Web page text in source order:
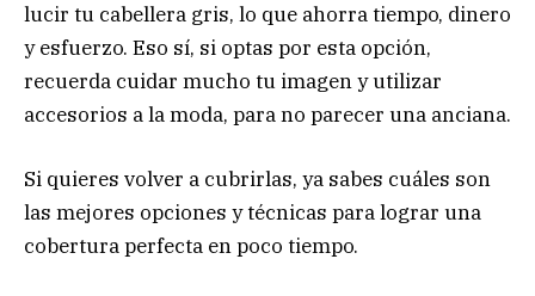
lucir tu cabellera gris, lo que ahorra tiempo, dinero
y esfuerzo. Eso sí, si optas por esta opción,
recuerda cuidar mucho tu imagen y utilizar
accesorios a la moda, para no parecer una anciana.
Si quieres volver a cubrirlas, ya sabes cuáles son
las mejores opciones y técnicas para lograr una
cobertura perfecta en poco tiempo.